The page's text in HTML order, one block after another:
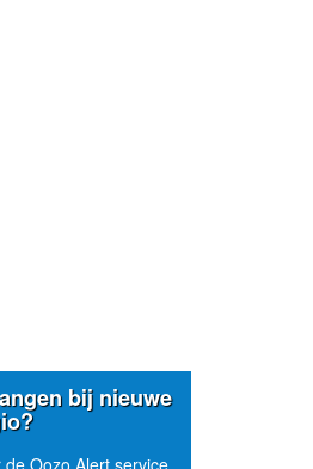
bij nieuwe
Oozo Alert service